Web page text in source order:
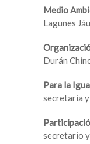
Medio
Lagunes
Durán
Para la
secretaria
secretario y